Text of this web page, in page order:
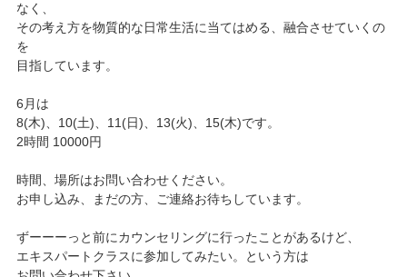
なく、
その考え方を物質的な日常生活に当てはめる、融合させていくの
を
目指しています。
6月は
8(木)、10(土)、11(日)、13(火)、15(木)です。
2時間 10000円
時間、場所はお問い合わせください。
お申し込み、まだの方、ご連絡お待ちしています。
ずーーーっと前にカウンセリングに行ったことがあるけど、
エキスパートクラスに参加してみたい。という方は